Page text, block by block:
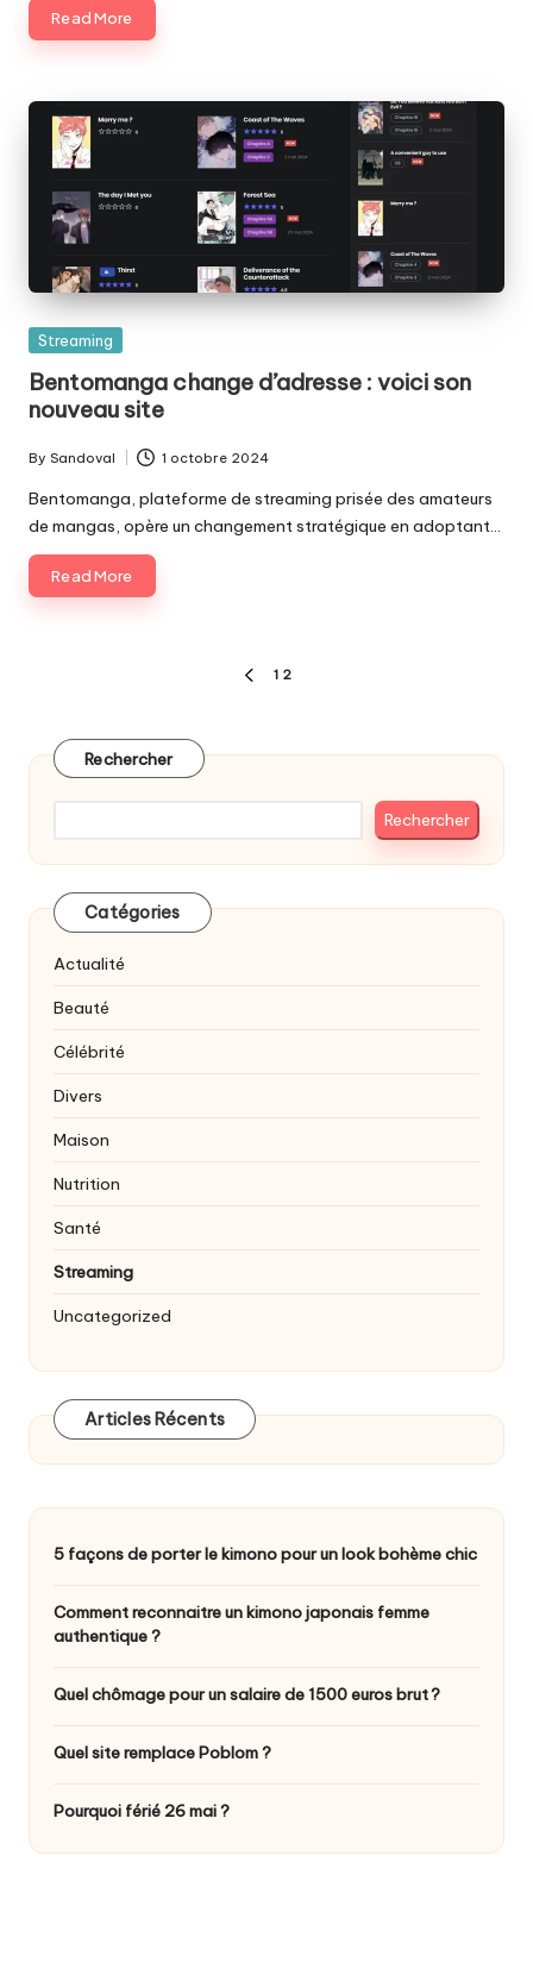
Read More
Posted
Streaming
Bentomanga change d’adresse : voici son
nouveau site
Posted
by
By Sandoval 1 octobre 2024
Bentomanga, plateforme de streaming prisée des amateurs
de mangas, opère un changement stratégique en adoptant…
Read More
publications
PREVIOUS
1 2
Rechercher
Rechercher
Catégories
Actualité
Beauté
Célébrité
Divers
Maison
Nutrition
Santé
Streaming
Uncategorized
Articles Récents
5 façons de porter le kimono pour un look bohème chic
Comment reconnaitre un kimono japonais femme
authentique ?
Quel chômage pour un salaire de 1500 euros brut ?
Quel site remplace Poblom ?
Pourquoi férié 26 mai ?